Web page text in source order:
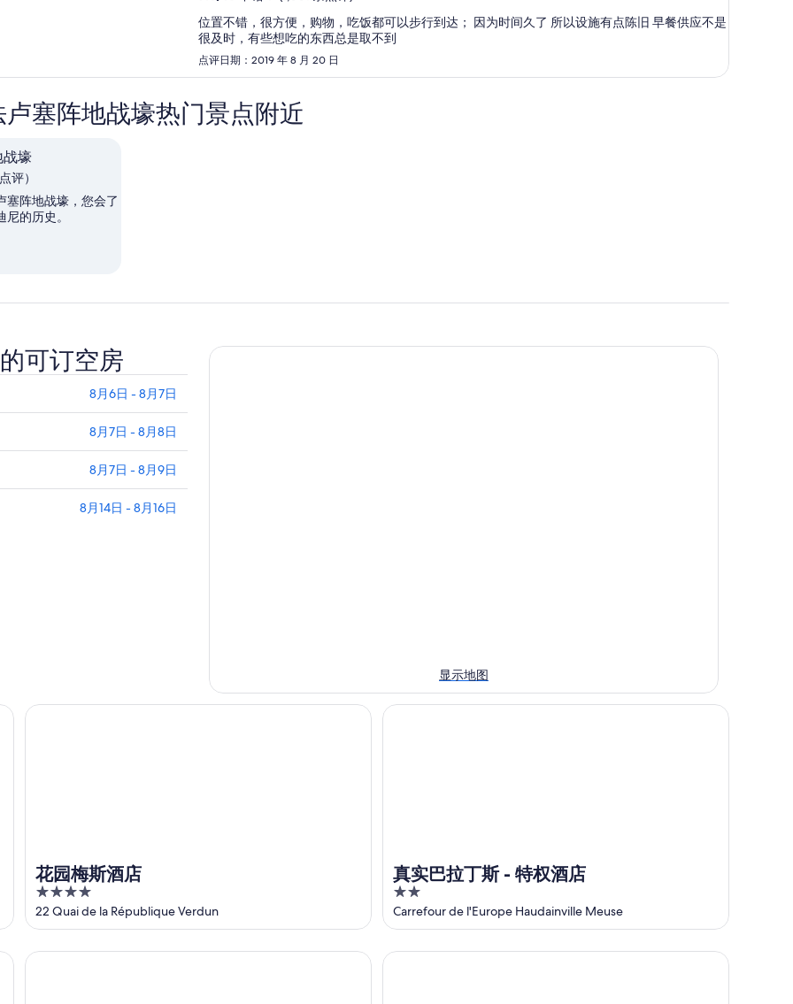
为
$2,703
位置不错，很方便，购物，吃饭都可以步行到达； 因为时间久了 所以设施有点陈旧 早餐供应不是
很及时，有些想吃的东西总是取不到
点评日期：2019 年 8 月 20 日
塞阵地战壕热门景点附近
战壕
评）
塞阵地战壕，您会了
的历史。
可订空房
8月6日 - 8月7日
8月7日 - 8月8日
8月7日 - 8月9日
8月14日 - 8月16日
显示地图
花园梅斯酒店
4
out
of
5
22 Quai de la République Verdun
花园梅斯酒店
真实巴拉丁斯 - 特权酒店
2
out
of
5
Carrefour de l'Europe Haudainville Meuse
真实巴拉丁斯 - 特权酒店
蒂格斯涛特尔酒店 圣保罗酒店